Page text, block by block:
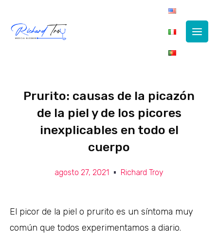
Menu
Prurito: causas de la picazón
de la piel y de los picores
inexplicables en todo el
cuerpo
agosto 27, 2021 Richard Troy
El picor de la piel o prurito es un síntoma muy
común que todos experimentamos a diario.